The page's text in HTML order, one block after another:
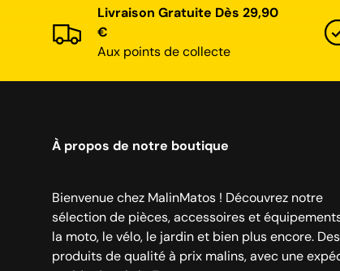
Livraison Gratuite Dès 29,90
€
Aux points de collecte
À propos de notre boutique
Bienvenue chez MalinMatos ! Découvrez notre
sélection de pièces, accessoires et
la moto, le vélo, le jardin et bien plus encore. Des
produits de qualité à prix malins, avec une